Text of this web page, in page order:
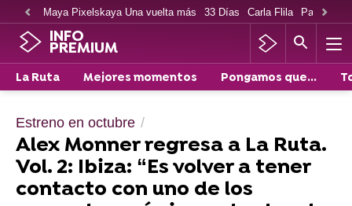
Maya Pixelskaya Una vuelta más 33 Días Carla Flila Paco
INFO
PREMIUM
La Ruta Mejores momentos Pongamos que...
Estreno en octubre
Alex Monner regresa a La Ruta.
Vol. 2: Ibiza: “Es volver a tener
contacto con uno de los